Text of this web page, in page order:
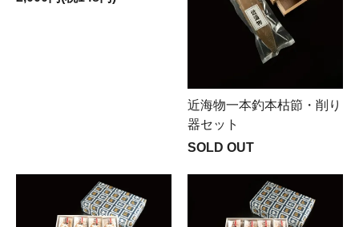
近海物一本釣本枯節・削り
器セット
SOLD OUT